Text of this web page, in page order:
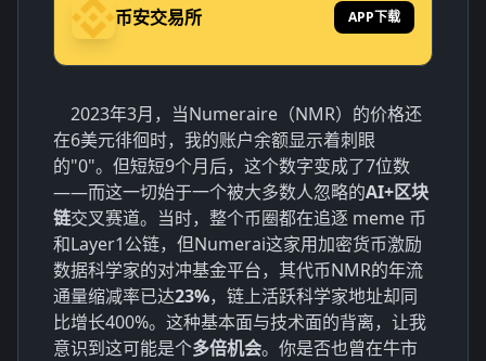
币安交易所 APP下载
2023年3月，当Numeraire（NMR）的价格还
在6美元徘徊时，我的账户余额显示着刺眼
的"0"。但短短9个月后，这个数字变成了7位数
——而这一切始于一个被大多数人忽略的AI+区块
链交叉赛道。当时，整个币圈都在追逐 meme 币
和Layer1公链，但Numerai这家用加密货币激励
数据科学家的对冲基金平台，其代币NMR的年流
通量缩减率已达23%，链上活跃科学家地址却同
比增长400%。这种基本面与技术面的背离，让我
意识到这可能是个多倍机会。你是否也曾在牛市